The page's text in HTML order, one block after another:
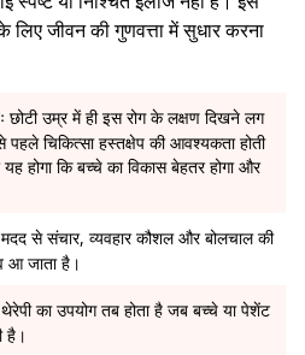
जीवन की गुणवत्ता में सुधार करना
छोटी उम्र में ही इस रोग के लक्षण दिखने लग
चिकित्सा हस्तक्षेप की आवश्यकता होती
होगा कि बच्चे का विकास बेहतर होगा और
से संचार, व्यवहार कौशल और बोलचाल की
आ जाता है।
का उपयोग तब होता है जब बच्चे या पेशेंट
है।